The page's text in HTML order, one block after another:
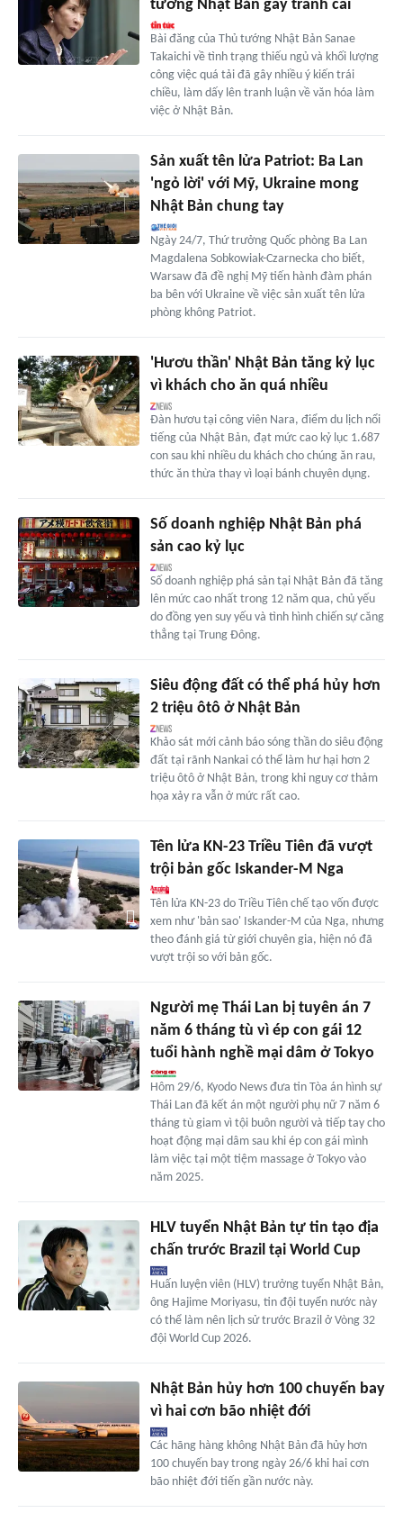
tướng Nhật Bản gây tranh cãi
Bài đăng của Thủ tướng Nhật Bản Sanae
Takaichi về tình trạng thiếu ngủ và khối lượng
công việc quá tải đã gây nhiều ý kiến trái
chiều, làm dấy lên tranh luận về văn hóa làm
việc ở Nhật Bản.
Sản xuất tên lửa Patriot: Ba Lan
'ngỏ lời' với Mỹ, Ukraine mong
Nhật Bản chung tay
Ngày 24/7, Thứ trưởng Quốc phòng Ba Lan
Magdalena Sobkowiak-Czarnecka cho biết,
Warsaw đã đề nghị Mỹ tiến hành đàm phán
ba bên với Ukraine về việc sản xuất tên lửa
phòng không Patriot.
'Hươu thần' Nhật Bản tăng kỷ lục
vì khách cho ăn quá nhiều
Đàn hươu tại công viên Nara, điểm du lịch nổi
tiếng của Nhật Bản, đạt mức cao kỷ lục 1.687
con sau khi nhiều du khách cho chúng ăn rau,
thức ăn thừa thay vì loại bánh chuyên dụng.
Số doanh nghiệp Nhật Bản phá
sản cao kỷ lục
Số doanh nghiệp phá sản tại Nhật Bản đã tăng
lên mức cao nhất trong 12 năm qua, chủ yếu
do đồng yen suy yếu và tình hình chiến sự căng
thẳng tại Trung Đông.
Siêu động đất có thể phá hủy hơn
2 triệu ôtô ở Nhật Bản
Khảo sát mới cảnh báo sóng thần do siêu động
đất tại rãnh Nankai có thể làm hư hại hơn 2
triệu ôtô ở Nhật Bản, trong khi nguy cơ thảm
họa xảy ra vẫn ở mức rất cao.
Tên lửa KN-23 Triều Tiên đã vượt
trội bản gốc Iskander-M Nga
Tên lửa KN-23 do Triều Tiên chế tạo vốn được
xem như 'bản sao' Iskander-M của Nga, nhưng
theo đánh giá từ giới chuyên gia, hiện nó đã
vượt trội so với bản gốc.
Người mẹ Thái Lan bị tuyên án 7
năm 6 tháng tù vì ép con gái 12
tuổi hành nghề mại dâm ở Tokyo
Hôm 29/6, Kyodo News đưa tin Tòa án hình sự
Thái Lan đã kết án một người phụ nữ 7 năm 6
tháng tù giam vì tội buôn người và tiếp tay cho
hoạt động mại dâm sau khi ép con gái mình
làm việc tại một tiệm massage ở Tokyo vào
năm 2025.
HLV tuyển Nhật Bản tự tin tạo địa
chấn trước Brazil tại World Cup
Huấn luyện viên (HLV) trưởng tuyển Nhật Bản,
ông Hajime Moriyasu, tin đội tuyển nước này
có thể làm nên lịch sử trước Brazil ở Vòng 32
đội World Cup 2026.
Nhật Bản hủy hơn 100 chuyến bay
vì hai cơn bão nhiệt đới
Các hãng hàng không Nhật Bản đã hủy hơn
100 chuyến bay trong ngày 26/6 khi hai cơn
bão nhiệt đới tiến gần nước này.